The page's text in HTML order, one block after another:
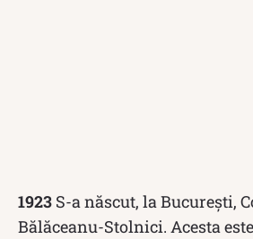
1923 S-a născut, la București,
Bălăceanu-Stolnici. Acesta